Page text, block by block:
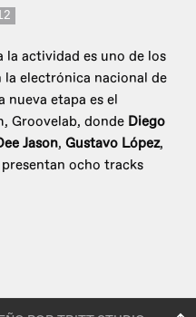
la actividad es uno de los
la electrónica nacional de
nueva etapa es el
Groovelab, donde Diego
Jason, Gustavo López,
presentan ocho tracks